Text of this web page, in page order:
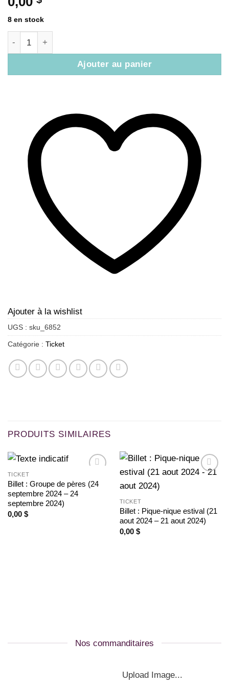
8 en stock
Ajouter au panier
Ajouter à la wishlist
UGS : sku_6852
Catégorie : Ticket
PRODUITS SIMILAIRES
Ajouter
à la
TICKET
Billet : Groupe de pères (24
septembre 2024 – 24
septembre 2024)
0,00 $
TICKET
Billet : Pique-nique estival (21
aout 2024 – 21 aout 2024)
0,00 $
Nos commanditaires
Upload Image...